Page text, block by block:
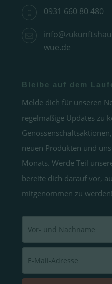
0931 660 80 480
wue.de
Bleibe auf dem
Melde dich für unseren
regelmäßige Updates zu
neuen Produkten und
Monats. Werde Teil
bereite dich darauf vor,
mitgenommen zu werden!